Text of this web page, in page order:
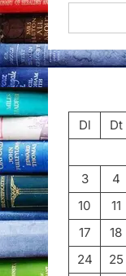
Dl
Dt
3
4
10
11
17
18
24
25